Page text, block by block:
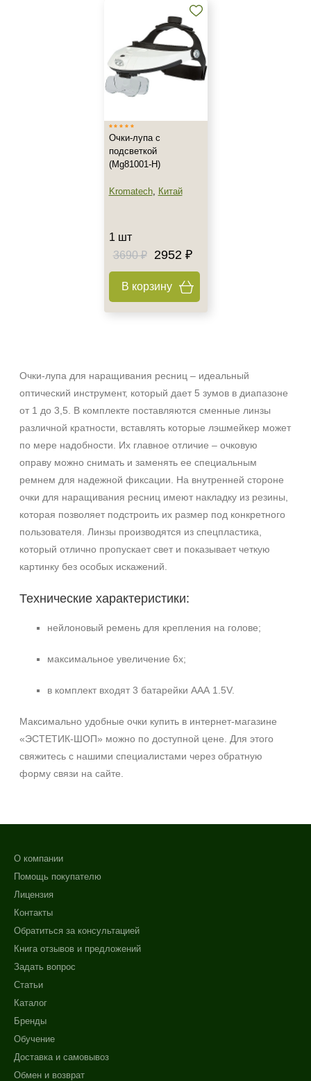
Очки-лупа с
подсветкой
(Mg81001-Н)
Kromatech, Китай
1 шт
3690 ₽
2952 ₽
В корзину
Очки-лупа для наращивания ресниц – идеальный
оптический инструмент, который дает 5 зумов в диапазоне
от 1 до 3,5. В комплекте поставляются сменные линзы
различной кратности, вставлять которые лэшмейкер может
по мере надобности. Их главное отличие – очковую
оправу можно снимать и заменять ее специальным
ремнем для надежной фиксации. На внутренней стороне
очки для наращивания ресниц имеют накладку из резины,
которая позволяет подстроить их размер под конкретного
пользователя. Линзы производятся из спецпластика,
который отлично пропускает свет и показывает четкую
картинку без особых искажений.
Технические характеристики:
нейлоновый ремень для крепления на голове;
максимальное увеличение 6х;
в комплект входят 3 батарейки ААА 1.5V.
Максимально удобные очки купить в интернет-магазине
«ЭСТЕТИК-ШОП» можно по доступной цене. Для этого
свяжитесь с нашими специалистами через обратную
форму связи на сайте.
О компании
Помощь покупателю
Лицензия
Контакты
Обратиться за консультацией
Книга отзывов и предложений
Задать вопрос
Статьи
Каталог
Бренды
Обучение
Доставка и самовывоз
Обмен и возврат
Не показывать предложение о консультации